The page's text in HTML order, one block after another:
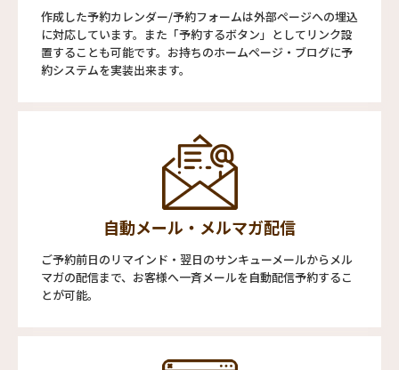
作成した予約カレンダー/予約フォームは外部ページへの埋込
に対応しています。また「予約するボタン」としてリンク設
置することも可能です。お持ちのホームページ・ブログに予
約システムを実装出来ます。
自動メール・メルマガ配信
ご予約前日のリマインド・翌日のサンキューメールからメル
マガの配信まで、お客様へ一斉メールを自動配信予約するこ
とが可能。